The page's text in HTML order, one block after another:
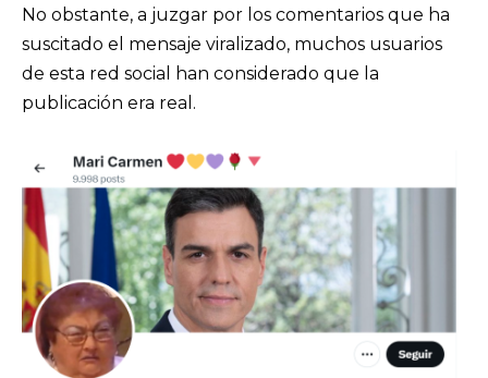
No obstante, a juzgar por los comentarios que ha
suscitado el mensaje viralizado, muchos usuarios
de esta red social han considerado que la
publicación era real.